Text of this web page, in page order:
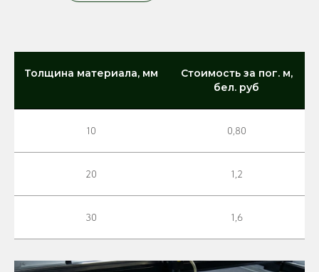
Толщина материала, мм
Стоимость за пог. м,
бел. руб
10 0,80
20 1,2
30 1,6